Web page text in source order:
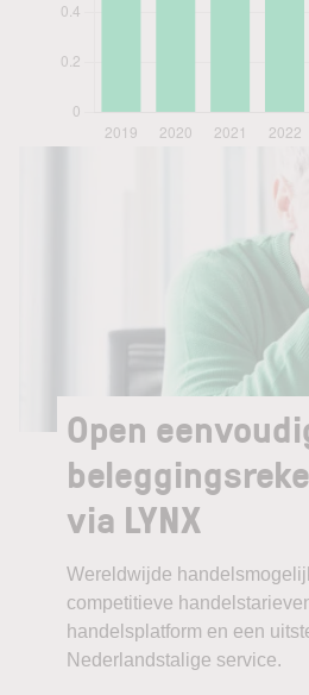
Open
via LYNX
Wereldwijde
competitieve
handelsplatform en een
Nederlandstalige service.